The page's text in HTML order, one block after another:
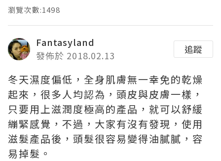
瀏覽次數:1498
Fantasyland
發佈於 2018.02.13
追蹤
冬天濕度偏低，全身肌膚無一幸免的乾燥
起來，很多人均認為，頭皮與皮膚一樣，
只要用上滋潤度極高的產品，就可以舒緩
繃緊感覺，不過，大家有沒有發現，使用
滋髮產品後，頭髮很容易變得油膩膩，容
易掉髮。